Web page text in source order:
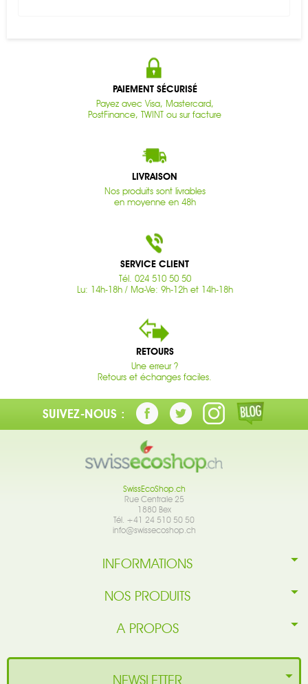
PAIEMENT SÉCURISÉ
Payez avec Visa, Mastercard,
PostFinance, TWINT ou sur facture
LIVRAISON
Nos produits sont livrables
en moyenne en 48h
SERVICE CLIENT
Tél. 024 510 50 50
Lu: 14h-18h / Ma-Ve: 9h-12h et 14h-18h
RETOURS
Une erreur ?
Retours et échanges faciles.
SUIVEZ-NOUS :
SwissEcoShop.ch
Rue Centrale 25
1880 Bex
Tél. +41 24 510 50 50
info@swissecoshop.ch
INFORMATIONS
NOS PRODUITS
A PROPOS
NEWSLETTER